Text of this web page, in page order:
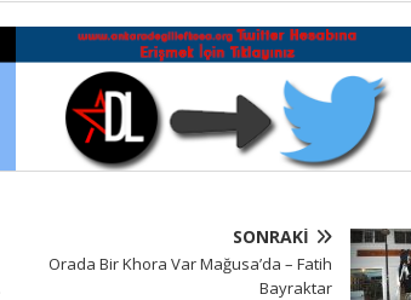
SONRAKI
Orada Bir Khora Var Mağusa’da – Fatih
Bayraktar